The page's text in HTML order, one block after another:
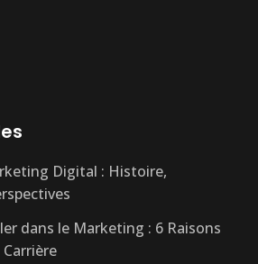
Digital : Histoire,
dans le Marketing : 6 Raisons